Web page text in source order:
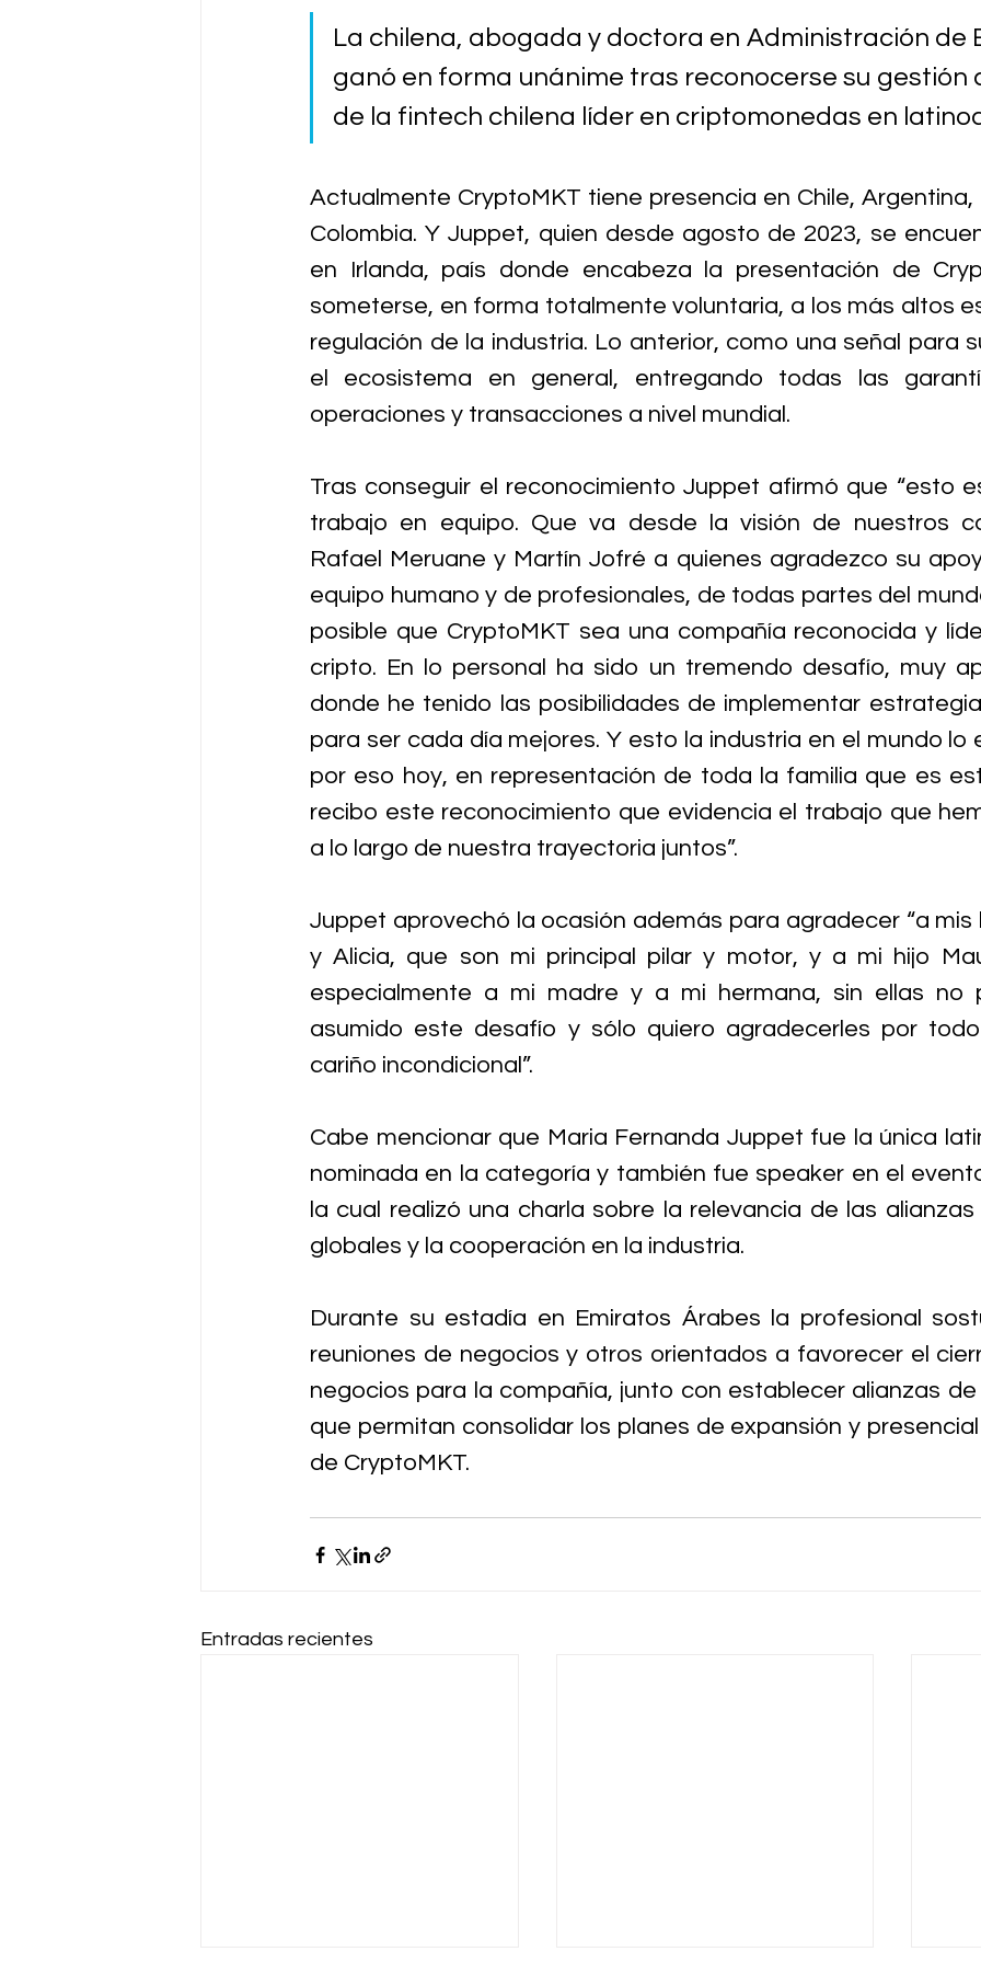
La chilena, abogada y doctora en Administración de
ganó en forma unánime tras reconocerse su gestión
de la fintech chilena líder en criptomonedas en
Actualmente CryptoMKT tiene presencia en Chile, Argentina,
Colombia. Y Juppet, quien desde agosto de 2023, se
en Irlanda, país donde encabeza la presentación de
someterse, en forma totalmente voluntaria, a los más altos
regulación de la industria. Lo anterior, como una señal para
el ecosistema en general, entregando todas las
operaciones y transacciones a nivel mundial.
Tras conseguir el reconocimiento Juppet afirmó que “esto
trabajo en equipo. Que va desde la visión de nuestros
Rafael Meruane y Martín Jofré a quienes agradezco su
equipo humano y de profesionales, de todas partes del
posible que CryptoMKT sea una compañía reconocida y
cripto. En lo personal ha sido un tremendo desafío, muy
donde he tenido las posibilidades de implementar
para ser cada día mejores. Y esto la industria en el mundo lo
por eso hoy, en representación de toda la familia que es
recibo este reconocimiento que evidencia el trabajo que
a lo largo de nuestra trayectoria juntos”.
Juppet aprovechó la ocasión además para agradecer “a mis
y Alicia, que son mi principal pilar y motor, y a mi hijo
especialmente a mi madre y a mi hermana, sin ellas no
asumido este desafío y sólo quiero agradecerles por
cariño incondicional”.
Cabe mencionar que Maria Fernanda Juppet fue la única
nominada en la categoría y también fue speaker en el
la cual realizó una charla sobre la relevancia de las
globales y la cooperación en la industria.
Durante su estadía en Emiratos Árabes la profesional
reuniones de negocios y otros orientados a favorecer el
negocios para la compañía, junto con establecer alianzas
que permitan consolidar los planes de expansión y
de CryptoMKT.
Entradas recientes